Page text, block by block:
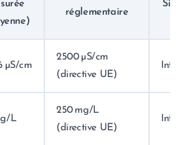
réglementaire
µS/cm
2500 µS/cm
(directive UE)
L
250 mg/L
(directive UE)